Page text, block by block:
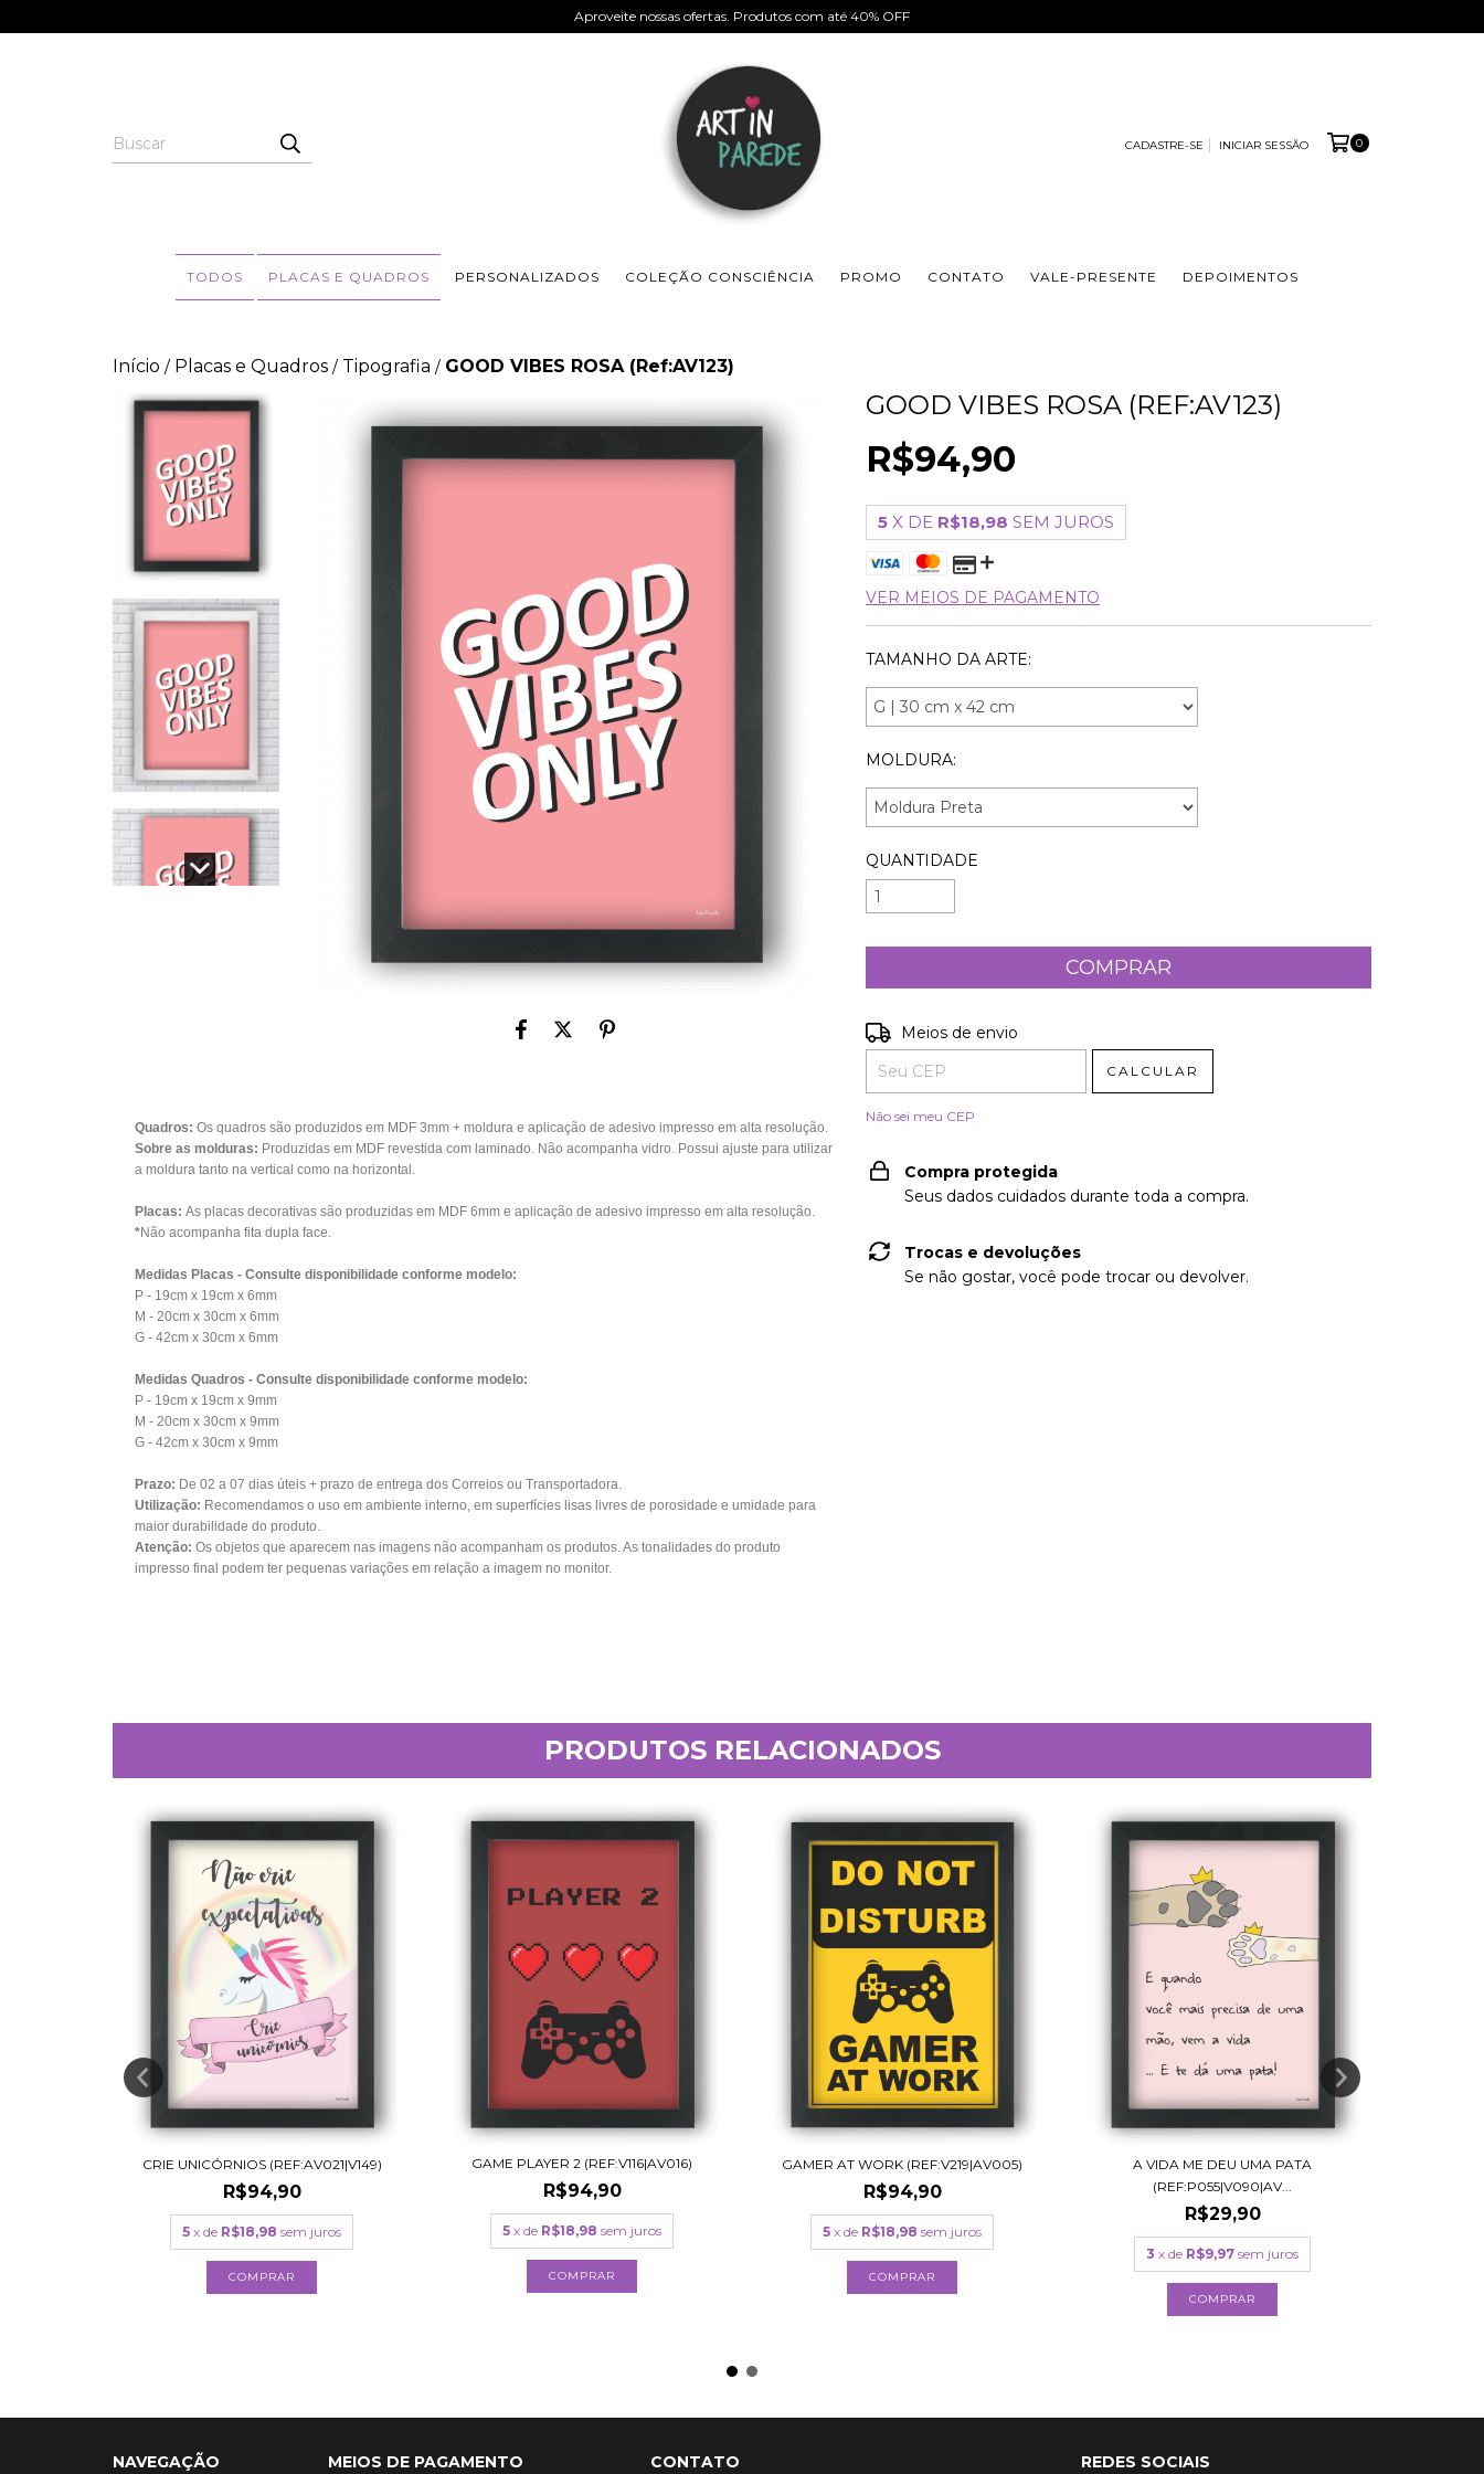
Aproveite nossas ofertas. Produtos com até 40% OFF
CADASTRE-SE INICIAR SESSÃO 0
TODOS PLACAS E QUADROS PERSONALIZADOS COLEÇÃO CONSCIÊNCIA PROMO CONTATO VALE-PRESENTE DEPOIMENTOS
Início / Placas e Quadros / Tipografia / GOOD VIBES ROSA (Ref:AV123)
Quadros: Os quadros são produzidos em MDF 3mm + moldura e aplicação de adesivo impresso em alta resolução.
Sobre as molduras: Produzidas em MDF revestida com laminado. Não acompanha vidro. Possui ajuste para utilizar
a moldura tanto na vertical como na horizontal.
Placas: As placas decorativas são produzidas em MDF 6mm e aplicação de adesivo impresso em alta resolução.
*Não acompanha fita dupla face.
Medidas Placas - Consulte disponibilidade conforme modelo:
P - 19cm x 19cm x 6mm
M - 20cm x 30cm x 6mm
G - 42cm x 30cm x 6mm
Medidas Quadros - Consulte disponibilidade conforme modelo:
P - 19cm x 19cm x 9mm
M - 20cm x 30cm x 9mm
G - 42cm x 30cm x 9mm
Prazo: De 02 a 07 dias úteis + prazo de entrega dos Correios ou Transportadora.
Utilização: Recomendamos o uso em ambiente interno, em superfícies lisas livres de porosidade e umidade para
maior durabilidade do produto.
Atenção: Os objetos que aparecem nas imagens não acompanham os produtos. As tonalidades do produto
impresso final podem ter pequenas variações em relação a imagem no monitor.
GOOD VIBES ROSA (REF:AV123)
R$94,90
5 X DE R$18,98 SEM JUROS
VER MEIOS DE PAGAMENTO
TAMANHO DA ARTE:
MOLDURA:
QUANTIDADE
Entregas para o CEP:
Meios de envio
CALCULAR
Não sei meu CEP
Compra protegida
Seus dados cuidados durante toda a compra.
Trocas e devoluções
Se não gostar, você pode trocar ou devolver.
PRODUTOS RELACIONADOS
CRIE UNICÓRNIOS (REF:AV021|V149)
R$94,90
5 x de R$18,98 sem juros
COMPRAR
GAME PLAYER 2 (REF:V116|AV016)
R$94,90
5 x de R$18,98 sem juros
COMPRAR
GAMER AT WORK (REF:V219|AV005)
R$94,90
5 x de R$18,98 sem juros
COMPRAR
A VIDA ME DEU UMA PATA
(REF:P055|V090|AV...
R$29,90
3 x de R$9,97 sem juros
COMPRAR
NAVEGAÇÃO MEIOS DE PAGAMENTO CONTATO REDES SOCIAIS